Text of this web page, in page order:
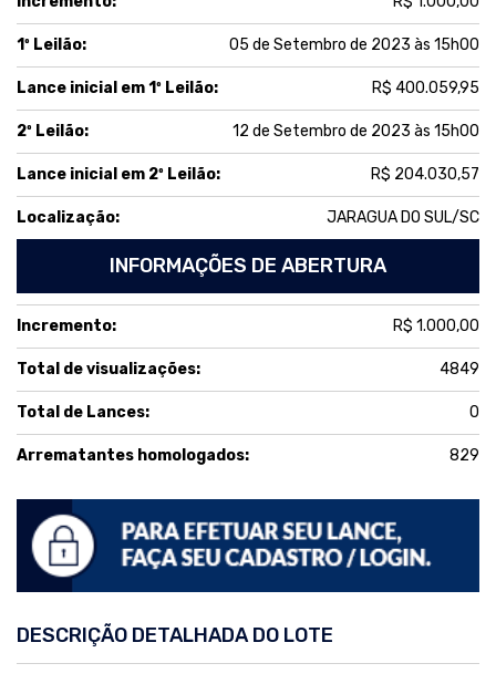
1º Leilão: 05 de Setembro de 2023 às 15h00
Lance inicial em 1º Leilão: R$ 400.059,95
2º Leilão: 12 de Setembro de 2023 às 15h00
Lance inicial em 2º Leilão: R$ 204.030,57
Localização: JARAGUA DO SUL/SC
INFORMAÇÕES DE ABERTURA
Incremento: R$ 1.000,00
Total de visualizações: 4849
Total de Lances: 0
Arrematantes homologados: 829
DESCRIÇÃO DETALHADA DO LOTE